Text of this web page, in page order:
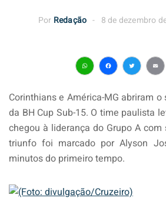
Por Redação 8 de dezembro
WhatsApp
Corinthians e América-MG abriram
da BH Cup Sub-15. O time paulista
chegou à liderança do Grupo A
triunfo foi marcado por Alyson
minutos do primeiro tempo.